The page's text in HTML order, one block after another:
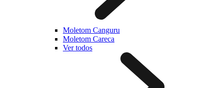
Moletom Canguru
Moletom Careca
Ver todos